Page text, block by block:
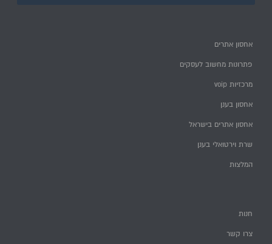
אחסון אתרים
פתרונות מחשוב לעסקים
מרכזיות voip
אחסון בענן
אחסון אתרים בישראל
שרת וירטואלי בענן
המלצות
חנות
צרו קשר